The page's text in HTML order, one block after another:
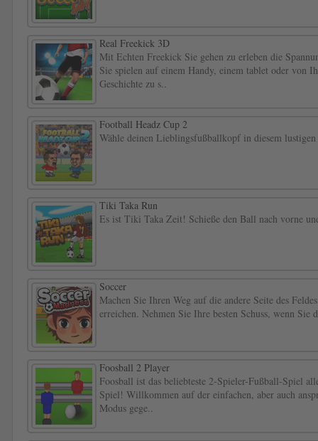
Real Freekick 3D
Mit Echten Freekick Sie gehen zu erleben die
Sie spielen auf einem Handy, einem tablet oder von
Geschichte zu s..
Football Headz Cup 2
Wähle deinen Lieblingsfußballkopf in diesem
Tiki Taka Run
Es ist Tiki Taka Zeit! Schieße den Ball nach vorne
Soccer
Machen Sie Ihren Weg auf die andere Seite des
erreichen. Nehmen Sie Ihre besten Schuss, wenn Sie
Foosball 2 Player
Foosball ist das beliebteste 2-Spieler-Fußball-Spiel
Spiel! Willkommen auf der einfachen, aber auch
Modus gege..